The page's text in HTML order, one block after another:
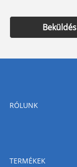
Beküldés
RÓLUNK
TERMÉKEK